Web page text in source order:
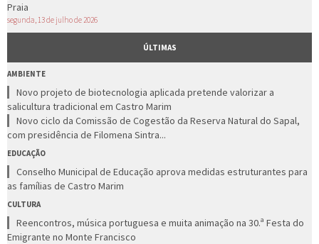
Praia
segunda, 13 de julho de 2026
ÚLTIMAS
AMBIENTE
Novo projeto de biotecnologia aplicada pretende valorizar a
salicultura tradicional em Castro Marim
Novo ciclo da Comissão de Cogestão da Reserva Natural do Sapal,
com presidência de Filomena Sintra...
EDUCAÇÃO
Conselho Municipal de Educação aprova medidas estruturantes para
as famílias de Castro Marim
CULTURA
Reencontros, música portuguesa e muita animação na 30.ª Festa do
Emigrante no Monte Francisco